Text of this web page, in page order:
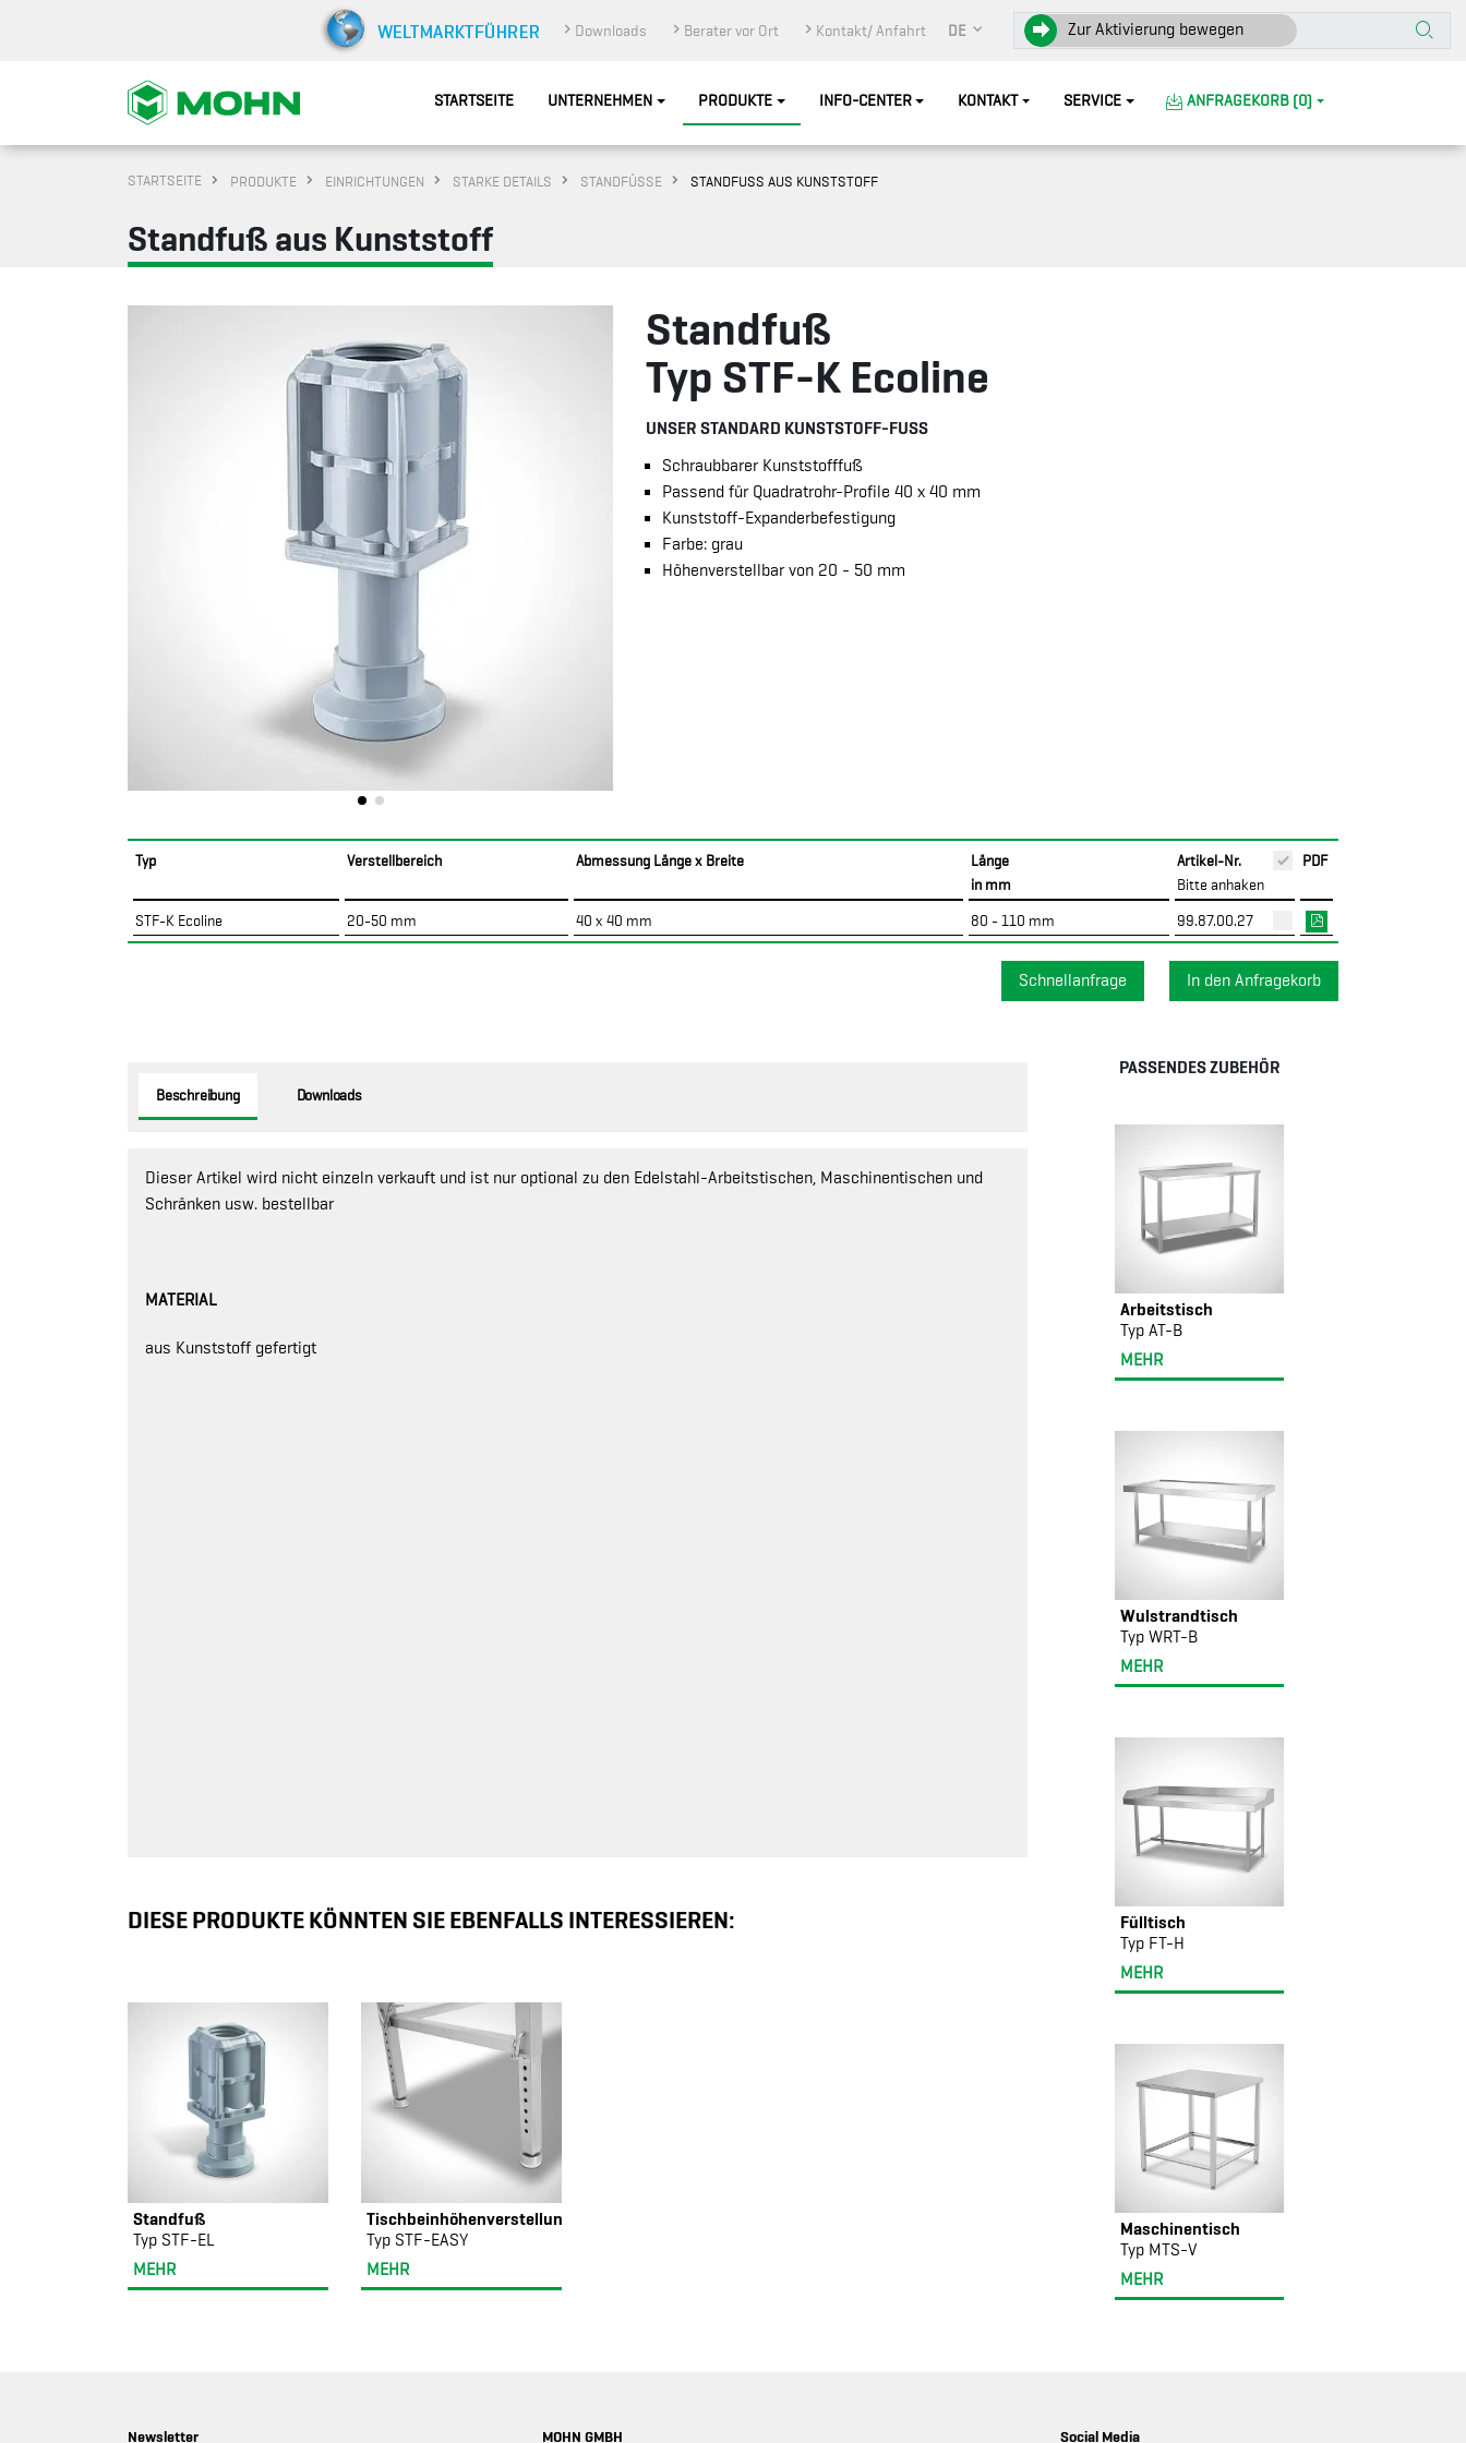
Downloads Berater vor Ort Kontakt/ Anfahrt DE Zur Aktivierung bewegen
STARTSEITE UNTERNEHMEN PRODUKTE INFO-CENTER KONTAKT SERVICE ANFRAGEKORB (0)
STARTSEITE PRODUKTE EINRICHTUNGEN STARKE DETAILS STANDFÜSSE STANDFUSS AUS KUNSTSTOFF
Standfuß aus Kunststoff
Standfuß
Typ STF-K Ecoline
UNSER STANDARD KUNSTSTOFF-FUSS
Schraubbarer Kunststofffuß
Passend für Quadratrohr-Profile 40 x 40 mm
Kunststoff-Expanderbefestigung
Farbe: grau
Höhenverstellbar von 20 - 50 mm
Typ Verstellbereich Abmessung Länge x Breite
Länge
in mm
Artikel-Nr.
Bitte anhaken
PDF
STF-K Ecoline 20-50 mm 40 x 40 mm 80 - 110 mm 99.87.00.27
Schnellanfrage
Beschreibung Downloads
Dieser Artikel wird nicht einzeln verkauft und ist nur optional zu den Edelstahl-Arbeitstischen, Maschinentischen und
Schränken usw. bestellbar
MATERIAL
aus Kunststoff gefertigt
DIESE PRODUKTE KÖNNTEN SIE EBENFALLS INTERESSIEREN:
Standfuß
Typ STF-EL
MEHR
Tischbeinhöhenverstellung
Typ STF-EASY
MEHR
PASSENDES ZUBEHÖR
Arbeitstisch
Typ AT-B
MEHR
Wulstrandtisch
Typ WRT-B
MEHR
Fülltisch
Typ FT-H
MEHR
Maschinentisch
Typ MTS-V
MEHR
Newsletter MOHN GMBH Social Media